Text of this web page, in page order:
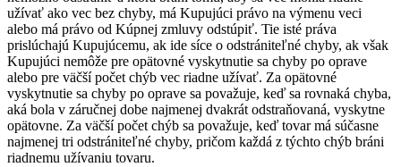
užívať ako vec bez chyby, má Kupujúci právo na výmenu veci
alebo má právo od Kúpnej zmluvy odstúpiť. Tie isté práva
prislúchajú Kupujúcemu, ak ide síce o odstrániteľné chyby, ak však
Kupujúci nemôže pre opätovné vyskytnutie sa chyby po oprave
alebo pre väčší počet chýb vec riadne užívať. Za opätovné
vyskytnutie sa chyby po oprave sa považuje, keď sa rovnaká chyba,
aká bola v záručnej dobe najmenej dvakrát odstraňovaná, vyskytne
opätovne. Za väčší počet chýb sa považuje, keď tovar má súčasne
najmenej tri odstrániteľné chyby, pričom každá z týchto chýb bráni
riadnemu užívaniu tovaru.